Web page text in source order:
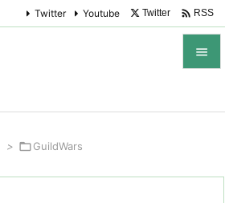

Twitter Youtube Twitter  RSS
> GuildWars